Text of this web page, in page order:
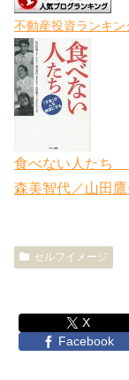
不動産投資ランキン
食べない人たち
森美智代／山田
セルフイメージ
X
Facebook